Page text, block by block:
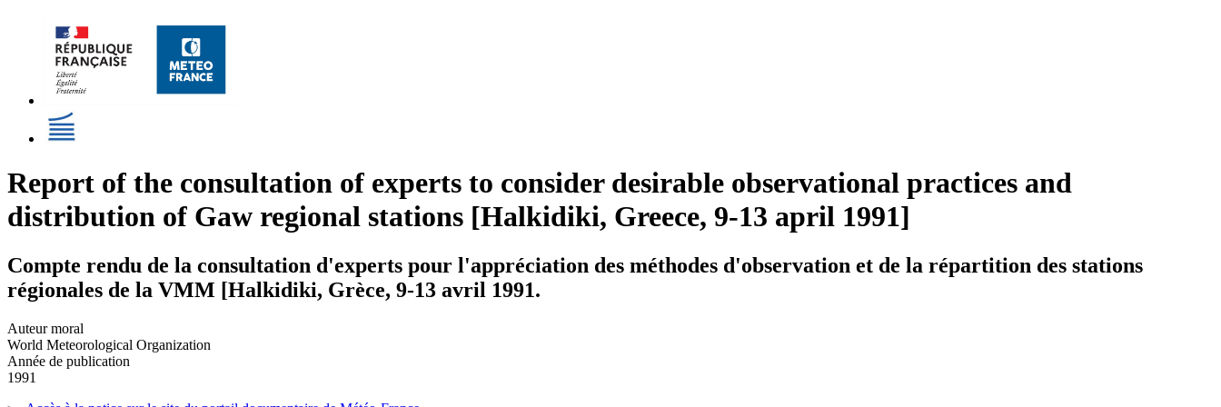
Report of the consultation of experts to consider desirable observational practices and
distribution of Gaw regional stations [Halkidiki, Greece, 9-13 april 1991]
Compte rendu de la consultation d'experts pour l'appréciation des méthodes d'observation et de la répartition des stations
régionales de la VMM [Halkidiki, Grèce, 9-13 avril 1991.
Auteur moral
World Meteorological Organization
Année de publication
1991